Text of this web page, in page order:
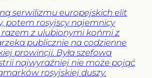
serwilizmu europejskich elit
potem rosyjscy najemnicy
z ulubionymi końmi z
publicznie na codzienne
prowincji. Była szefowa
najwyraźniej nie może pojąć
rosyjskiej duszy.